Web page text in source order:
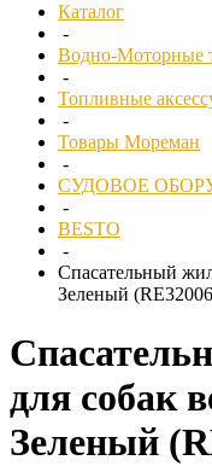
Каталог
-
Водно-Моторные
-
Топливные
-
Товары Мореман
-
СУДОВОЕ
-
BESTO
-
Спасательный
Зеленый
для собак
Зеленый